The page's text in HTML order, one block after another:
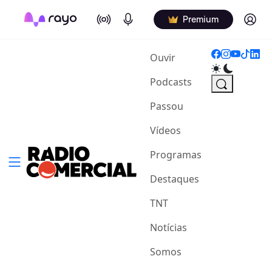
On Air Podcasts Premium Log in
Ouvir(current)
Podcasts
Passou
Vídeos
Programas
Destaques
TNT
Notícias
Somos